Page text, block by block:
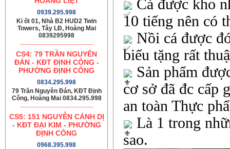
0939.295.998
Ki ốt 01, Nhà B2 HUD2 Twin
Towers, Tây LĐ, Hoàng Mai
0839295998
CS4: 79 TRẦN NGUYÊN
ĐÁN - KĐT ĐỊNH CÔNG -
PHƯỜNG ĐỊNH CÔNG
0834.295.998
79 Trần Nguyên Đán, KĐT Định
Công, Hoàng Mai 0834.295.998
CS5: 151 NGUYỄN CẢNH DỊ
- KĐT ĐẠI KIM - PHƯỜNG
ĐỊNH CÔNG
0968.395.998
Cá được kho
10 tiếng nên có
Nồi cá được
biếu tặng rất
Sản phẩm
cơ sở đã đc cấp
an toàn Thực
Là 1 trong
sao.